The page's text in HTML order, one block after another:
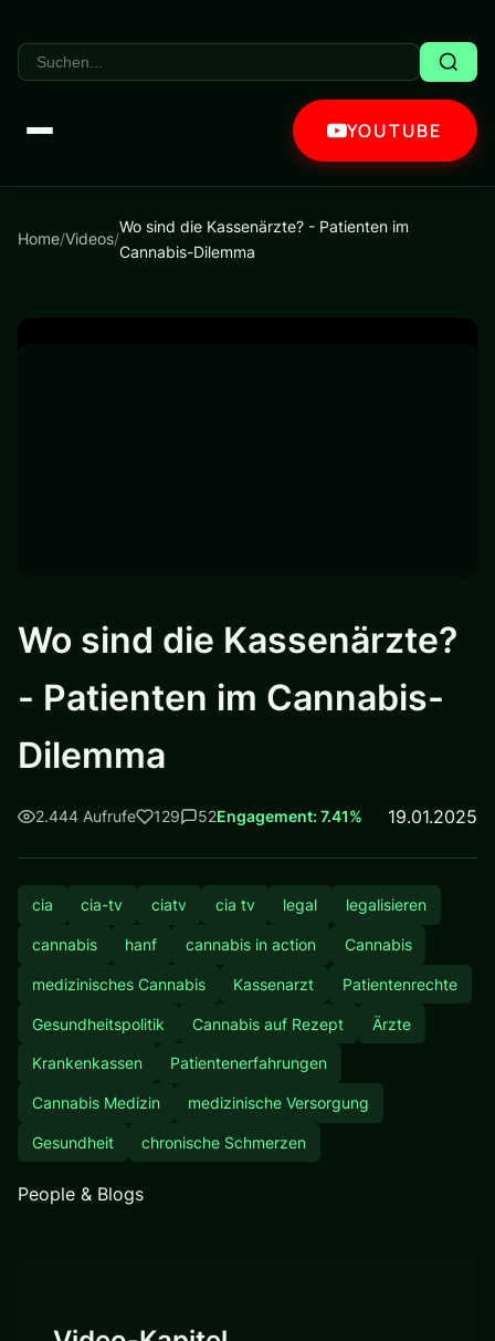
YOUTUBE
Home/Videos/
Wo sind die Kassenärzte? - Patienten im
Cannabis-Dilemma
Wo sind die Kassenärzte?
- Patienten im Cannabis-
Dilemma
2.444 Aufrufe 129 52Engagement: 7.41% 19.01.2025
cia cia-tv ciatv cia tv legal legalisieren
cannabis hanf cannabis in action Cannabis
medizinisches Cannabis Kassenarzt Patientenrechte
Gesundheitspolitik Cannabis auf Rezept Ärzte
Krankenkassen Patientenerfahrungen
Cannabis Medizin medizinische Versorgung
Gesundheit chronische Schmerzen
People & Blogs